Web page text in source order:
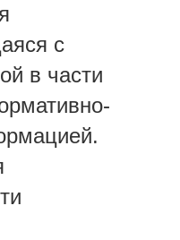
с
в части